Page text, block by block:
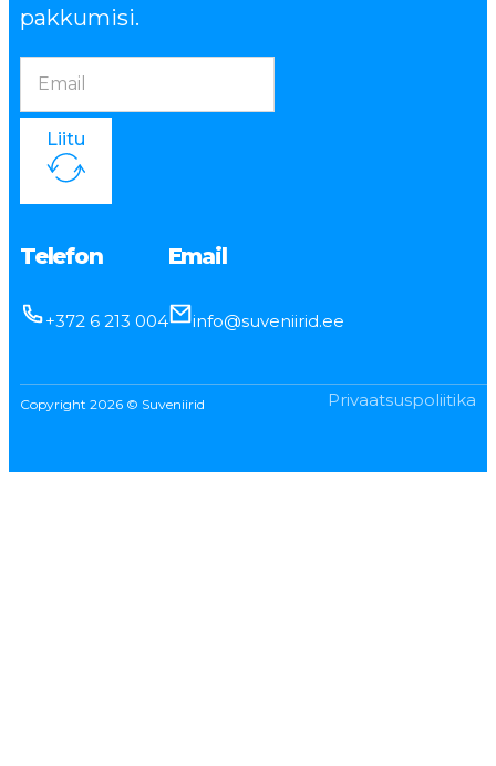
pakkumisi.
Liitu
Telefon
+372 6 213 004
Email
info@suveniirid.ee
Copyright 2026 © Suveniirid Privaatsuspoliitika